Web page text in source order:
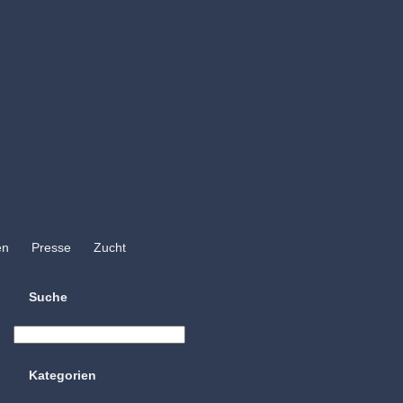
Presse Zucht
Suche
Kategorien